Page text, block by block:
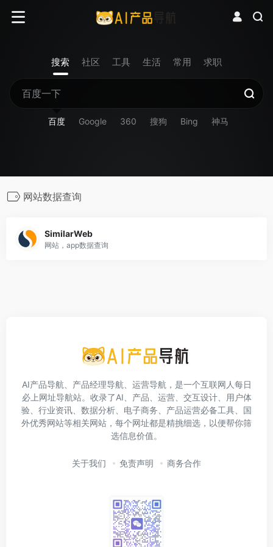
搜索 社区 工具 生活 常用 求职
百度 Google 360 搜狗 Bing 神马
网站数据查询
SimilarWeb
网站，app数据查询
AI产品导航、产品经理导航、运营导航，是一个互联网人每日
必上网址导航站。收录了AI、产品、运营、交互设计、用户体
验、行业资讯、数据分析、电子商务、产品运营必备工具、国
外优秀网站等相关网站，每个网址都是精挑细选，以便帮你筛
选信息价值。
关于我们 免责声明 商务合作